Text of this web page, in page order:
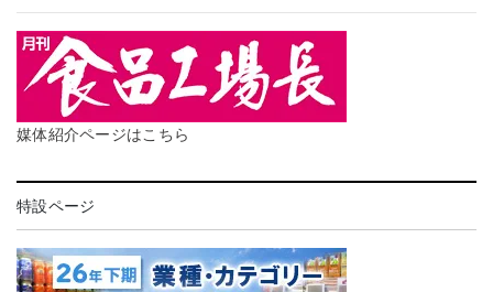
媒体紹介ページはこちら
特設ページ